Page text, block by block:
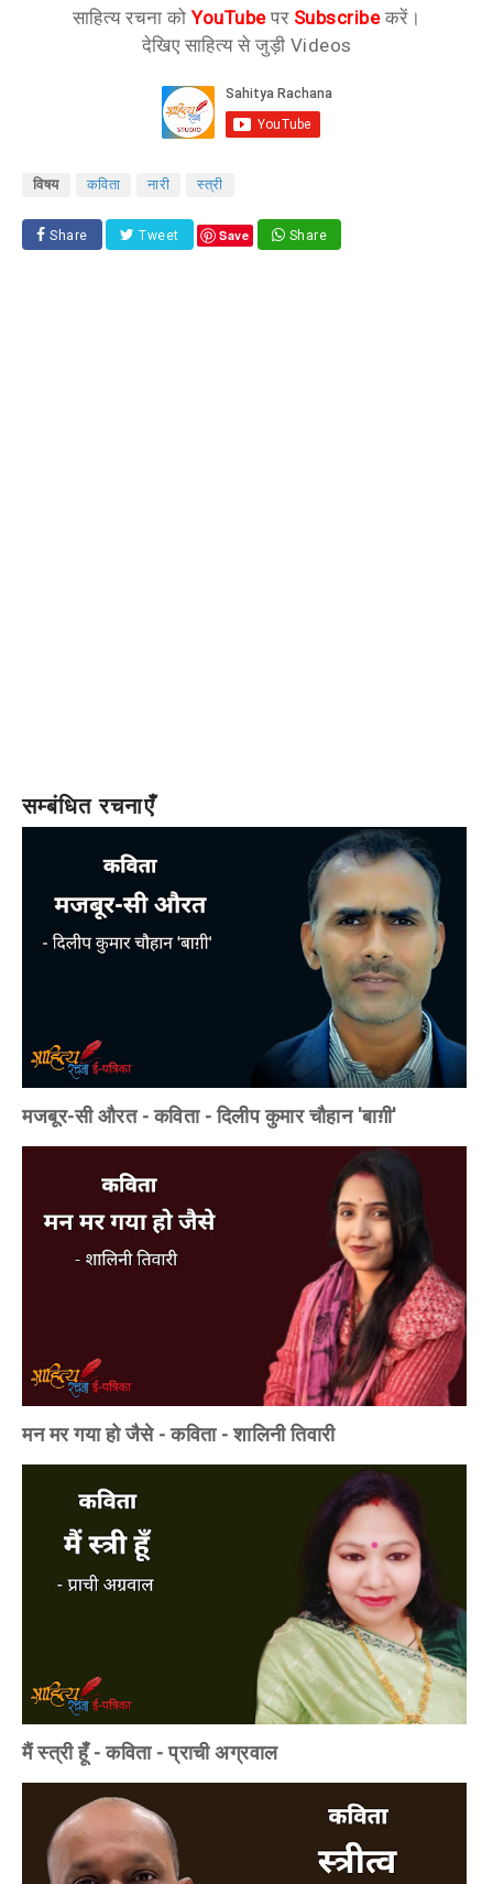
साहित्य रचना कोYouTubeपर Subscribeकरें।
देखिए साहित्य से जुड़ी Videos
विषय कविता नारी स्त्री
Share Tweet Save Share
सम्बंधित रचनाएँ
मजबूर-सी औरत - कविता - दिलीप कुमार चौहान 'बाग़ी'
मन मर गया हो जैसे - कविता - शालिनी तिवारी
मैं स्त्री हूँ - कविता - प्राची अग्रवाल